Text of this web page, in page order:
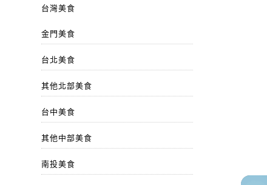
台灣美食
金門美食
台北美食
其他北部美食
台中美食
其他中部美食
南投美食